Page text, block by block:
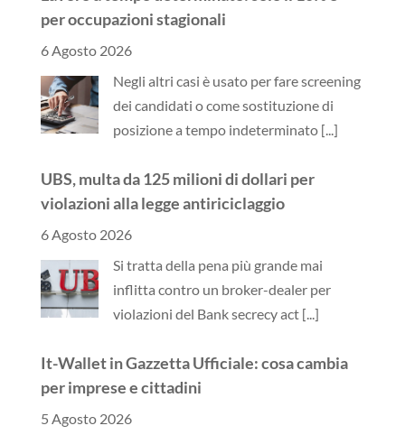
per occupazioni stagionali
6 Agosto 2026
Negli altri casi è usato per fare screening
dei candidati o come sostituzione di
posizione a tempo indeterminato [...]
UBS, multa da 125 milioni di dollari per
violazioni alla legge antiriciclaggio
6 Agosto 2026
Si tratta della pena più grande mai
inflitta contro un broker-dealer per
violazioni del Bank secrecy act [...]
It-Wallet in Gazzetta Ufficiale: cosa cambia
per imprese e cittadini
5 Agosto 2026